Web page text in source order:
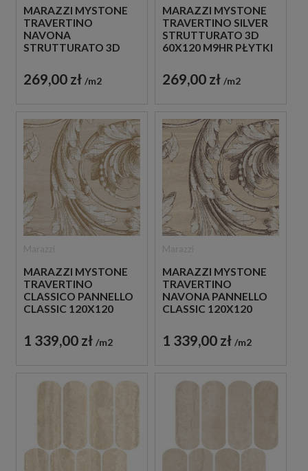
MARAZZI MYSTONE
TRAVERTINO
NAVONA
STRUTTURATO 3D
TRAWERTYNOWE
269,00 zł m2
MARAZZI MYSTONE
TRAVERTINO SILVER
STRUTTURATO 3D
60X120 M9HR PŁYTKI
269,00 zł m2
MARAZZI MYSTONE
TRAVERTINO
CLASSICO PANNELLO
CLASSIC 120X120
TRAWERTYNOWE
1 339,00 zł m2
MARAZZI MYSTONE
TRAVERTINO
NAVONA PANNELLO
CLASSIC 120X120
TRAWERTYNOWE
1 339,00 zł m2